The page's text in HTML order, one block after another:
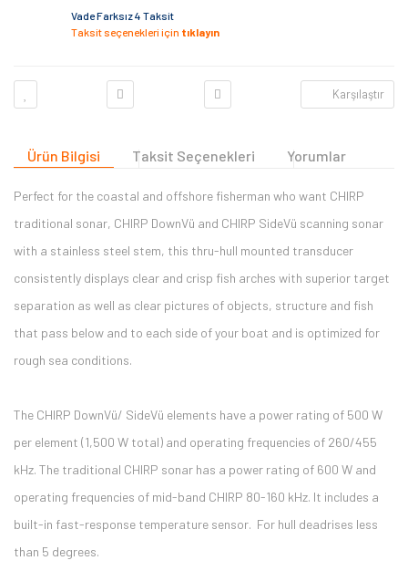
Vade Farksız 4 Taksit
Taksit seçenekleri için tıklayın
Karşılaştır
Ürün Bilgisi Taksit Seçenekleri Yorumlar
Perfect for the coastal and offshore fisherman who want CHIRP
traditional sonar, CHIRP DownVü and CHIRP SideVü scanning sonar
with a stainless steel stem, this thru-hull mounted transducer
consistently displays clear and crisp fish arches with superior target
separation as well as clear pictures of objects, structure and fish
that pass below and to each side of your boat and is optimized for
rough sea conditions.
The CHIRP DownVü/ SideVü elements have a power rating of 500 W
per element (1,500 W total) and operating frequencies of 260/455
kHz. The traditional CHIRP sonar has a power rating of 600 W and
operating frequencies of mid-band CHIRP 80-160 kHz. It includes a
built-in fast-response temperature sensor. For hull deadrises less
than 5 degrees.